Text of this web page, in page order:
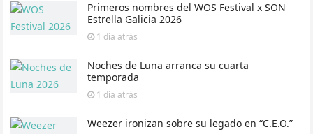
Primeros nombres del WOS Festival x SON
Estrella Galicia 2026
1 día atrás
Noches de Luna arranca su cuarta
temporada
1 día atrás
Weezer ironizan sobre su legado en “C.E.O.”